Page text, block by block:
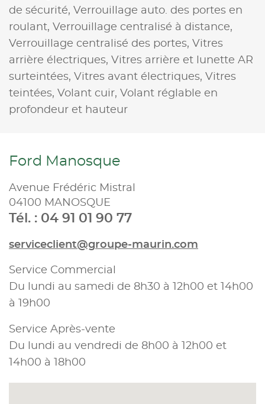
de sécurité, Verrouillage auto. des portes en
roulant, Verrouillage centralisé à distance,
Verrouillage centralisé des portes, Vitres
arrière électriques, Vitres arrière et lunette AR
surteintées, Vitres avant électriques, Vitres
teintées, Volant cuir, Volant réglable en
profondeur et hauteur
Ford Manosque
Avenue Frédéric Mistral
04100 MANOSQUE
Tél. : 04 91 01 90 77
serviceclient@groupe-maurin.com
Service Commercial
Du lundi au samedi de 8h30 à 12h00 et 14h00
à 19h00
Service Après-vente
Du lundi au vendredi de 8h00 à 12h00 et
14h00 à 18h00